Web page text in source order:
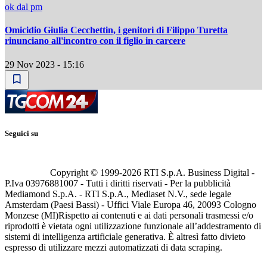
ok dal pm
Omicidio Giulia Cecchettin, i genitori di Filippo Turetta
rinunciano all'incontro con il figlio in carcere
29 Nov 2023 - 15:16
Seguici su
Copyright © 1999-2026 RTI S.p.A. Business Digital -
P.Iva 03976881007 - Tutti i diritti riservati - Per la pubblicità
Mediamond S.p.A. - RTI S.p.A., Mediaset N.V., sede legale
Amsterdam (Paesi Bassi) - Uffici Viale Europa 46, 20093 Cologno
Monzese (MI)Rispetto ai contenuti e ai dati personali trasmessi e/o
riprodotti è vietata ogni utilizzazione funzionale all’addestramento di
sistemi di intelligenza artificiale generativa. È altresì fatto divieto
espresso di utilizzare mezzi automatizzati di data scraping.